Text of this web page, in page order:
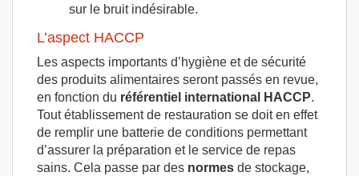
sur le bruit indésirable.
L’aspect HACCP
Les aspects importants d’hygiène et de sécurité
des produits alimentaires seront passés en revue,
en fonction du référentiel international HACCP.
Tout établissement de restauration se doit en effet
de remplir une batterie de conditions permettant
d’assurer la préparation et le service de repas
sains. Cela passe par des normes de stockage,